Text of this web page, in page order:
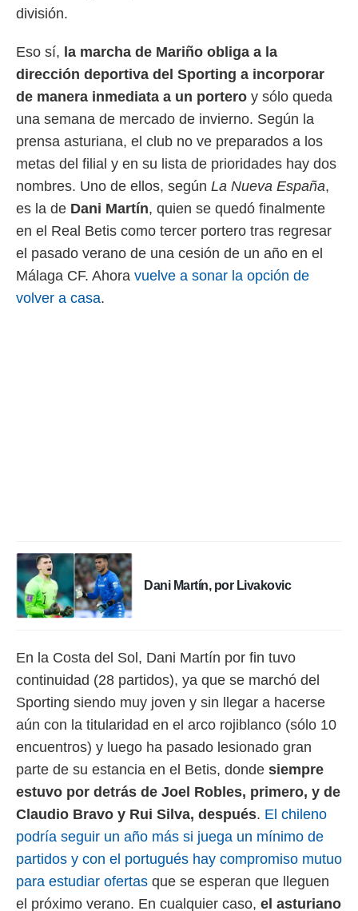
como
IP
posible
en
interés
Para
su
datos
en
en
utilizar
uso de
contenido
medir el
de la
de
o a través
de
de
de
uso de
con el
división.
Eso sí, la marcha de Mariño obliga a la
dirección deportiva del Sporting a incorporar
de manera inmediata a un portero y sólo queda
una semana de mercado de invierno. Según la
prensa asturiana, el club no ve preparados a los
metas del filial y en su lista de prioridades hay dos
nombres. Uno de ellos, según La Nueva España,
es la de Dani Martín, quien se quedó finalmente
en el Real Betis como tercer portero tras regresar
el pasado verano de una cesión de un año en el
Málaga CF. Ahora vuelve a sonar la opción de
volver a casa.
Dani Martín, por Livakovic
En la Costa del Sol, Dani Martín por fin tuvo
continuidad (28 partidos), ya que se marchó del
Sporting siendo muy joven y sin llegar a hacerse
aún con la titularidad en el arco rojiblanco (sólo 10
encuentros) y luego ha pasado lesionado gran
parte de su estancia en el Betis, donde siempre
estuvo por detrás de Joel Robles, primero, y de
Claudio Bravo y Rui Silva, después. El chileno
podría seguir un año más si juega un mínimo de
partidos y con el portugués hay compromiso mutuo
para estudiar ofertas que se esperan que lleguen
el próximo verano. En cualquier caso, el asturiano